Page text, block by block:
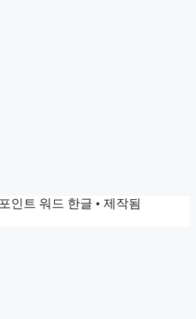
인트 워드 한글 • 제작됨